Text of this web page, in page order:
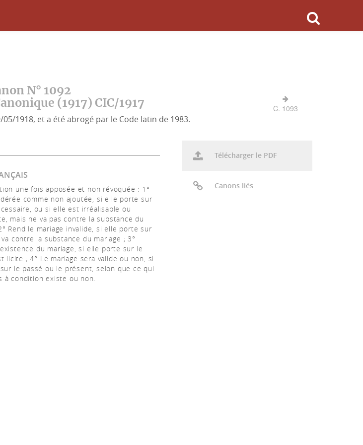
N° 1092
(1917) CIC/1917
1918, et a été abrogé par le Code latin de 1983.
C. 1093
une fois apposée et non révoquée : 1°
comme non ajoutée, si elle porte sur
ou si elle est irréalisable ou
mais ne va pas contre la substance du
Rend le mariage invalide, si elle porte sur
contre la substance du mariage ; 3°
du mariage, si elle porte sur le
licite ; 4° Le mariage sera valide ou non, si
le passé ou le présent, selon que ce qui
à condition existe ou non.
Télécharger le PDF
Canons liés